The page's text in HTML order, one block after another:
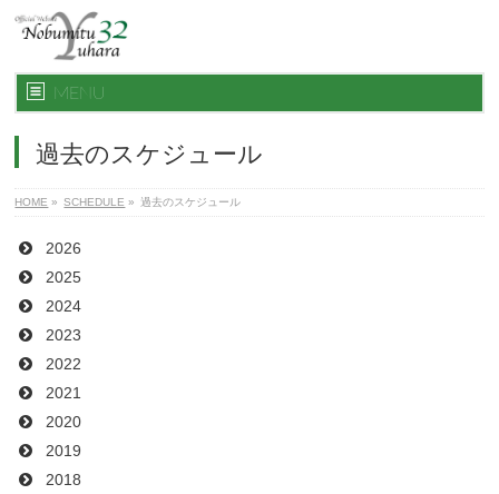
MENU
過去のスケジュール
HOME » SCHEDULE » 過去のスケジュール
2026
2025
2024
2023
2022
2021
2020
2019
2018